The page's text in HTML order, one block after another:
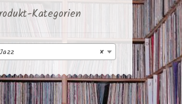
Kategorien
×
Jazz